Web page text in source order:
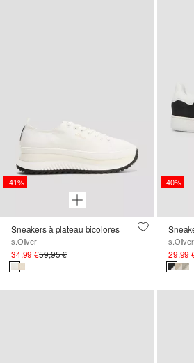
-41%
Sneakers à plateau bicolores
s.Oliver
34,99 €59,95 €
-40%
s.Oliver
29,99